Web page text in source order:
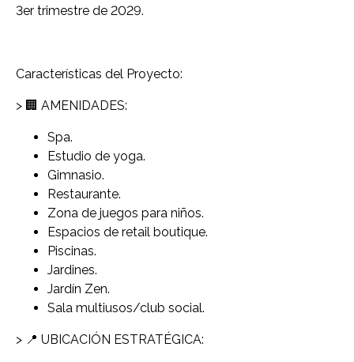
3er trimestre de 2029.
Características del Proyecto:
> 🏢 AMENIDADES:
Spa.
Estudio de yoga.
Gimnasio.
Restaurante.
Zona de juegos para niños.
Espacios de retail boutique.
Piscinas.
Jardines.
Jardín Zen.
Sala multiusos/club social.
> 📍 UBICACIÓN ESTRATÉGICA: